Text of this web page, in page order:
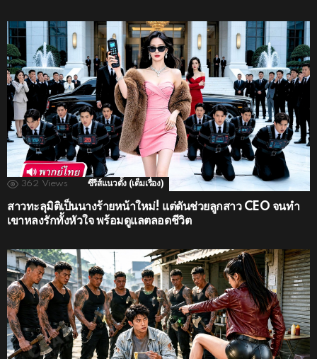
362 Views ซีรีส์แนวตั้ง (เต็มเรื่อง)
สาวทะลุมิติเป็นนางร้ายหน้าใหม่! แต่ดันช่วยลูกสาว CEO จนทำ
เขาหลงรักทั้งหัวใจ พร้อมดูแลตลอดชีวิต